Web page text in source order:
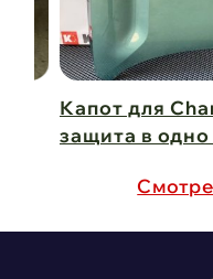
Капот для
защита в одно ...